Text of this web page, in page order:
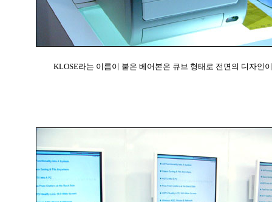
KLOSE라는 이름이 붙은 베어본은 큐브 형태로 전면의 디자인